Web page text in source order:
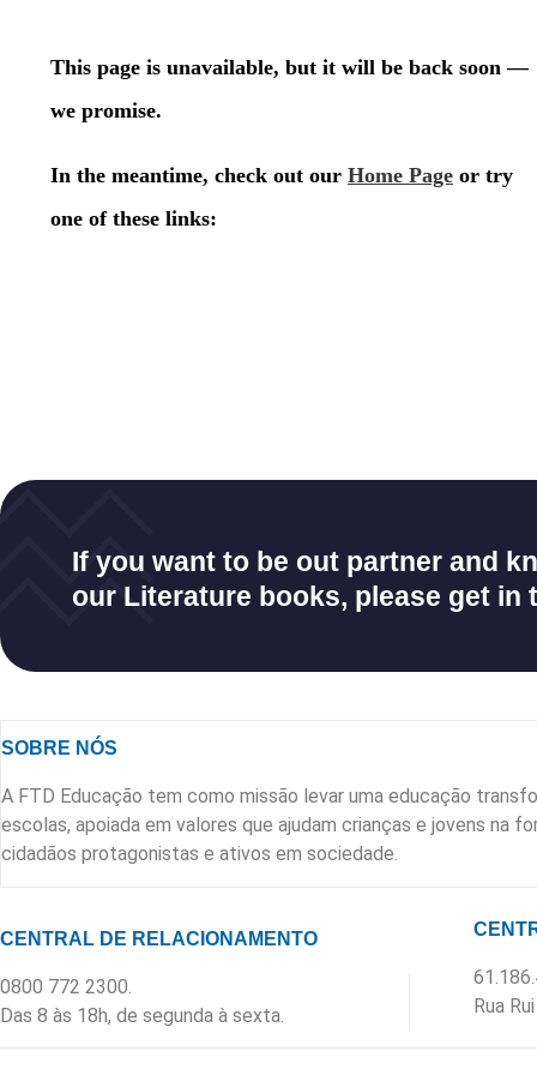
If you want to be out partner and
our Literature books, please get in
SOBRE NÓS
A FTD Educação tem como missão levar uma educação
escolas, apoiada em valores que ajudam crianças e jovens na
cidadãos protagonistas e ativos em sociedade.
CENTRAL DE RELACIONAMENTO
0800 772 2300.
Das 8 às 18h, de segunda à sexta.
Rua